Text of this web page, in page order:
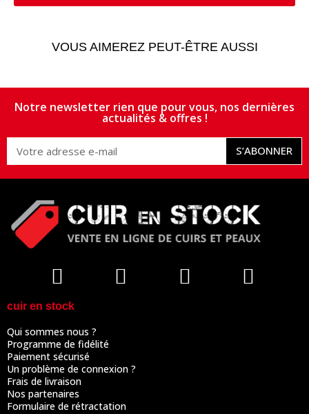
VOUS AIMEREZ PEUT-ÊTRE AUSSI
Notre newsletter rien que pour vous, nos dernières
actualités & offres !
S’ABONNER
cuir en stock
Qui sommes nous ?
Programme de fidélité
Paiement sécurisé
Un problème de connexion ?
Frais de livraison
Nos partenaires
Formulaire de rétractation